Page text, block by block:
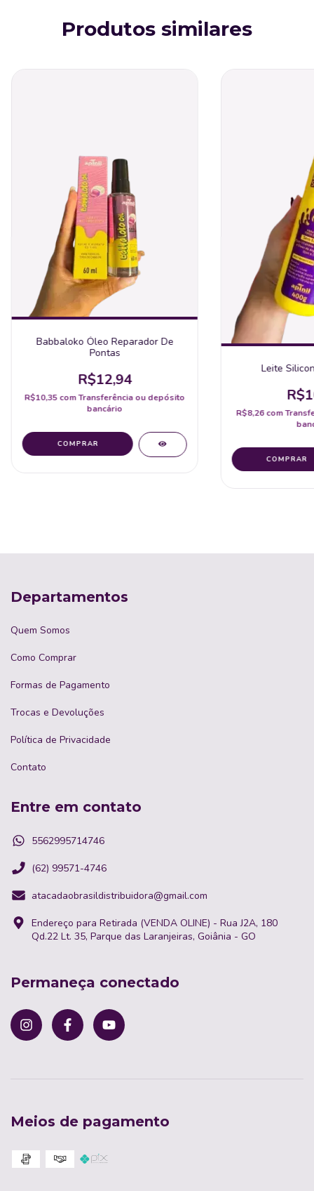
Produtos similares
Babbaloko Óleo Reparador De
Pontas
R$12,94
R$10,35comTransferência ou depósito
bancário
Leite
R$8,26com
Departamentos
Quem Somos
Como Comprar
Formas de Pagamento
Trocas e Devoluções
Política de Privacidade
Contato
Entre em contato
5562995714746
(62) 99571-4746
atacadaobrasildistribuidora@gmail.com
Endereço para Retirada (VENDA OLINE) - Rua J2A, 180
Qd.22 Lt. 35, Parque das Laranjeiras, Goiânia - GO
Permaneça conectado
Meios de pagamento